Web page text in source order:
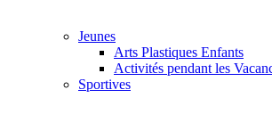
Jeunes
Arts Plastiques Enfants
Activités pendant les
Sportives